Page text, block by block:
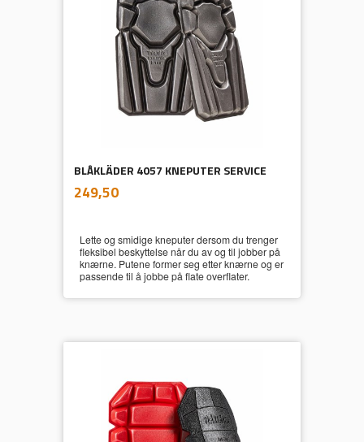
BLÅKLÄDER 4057 KNEPUTER SERVICE
Pris
249,50mva.
Lette og smidige kneputer dersom du trenger
fleksibel beskyttelse når du av og til jobber på
knærne. Putene former seg etter knærne og er
passende til å jobbe på flate overflater.